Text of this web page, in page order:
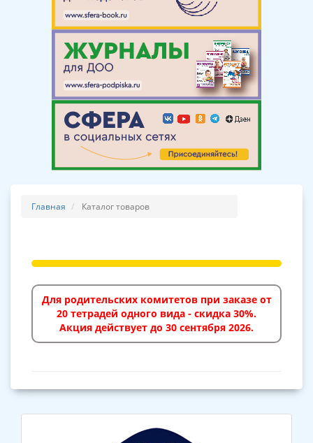
Главная Каталог товаров
Для родительских комитетов при заказе от
20 тетрадей одного вида - скидка 30%.
Акция действует до 30 сентября 2026.